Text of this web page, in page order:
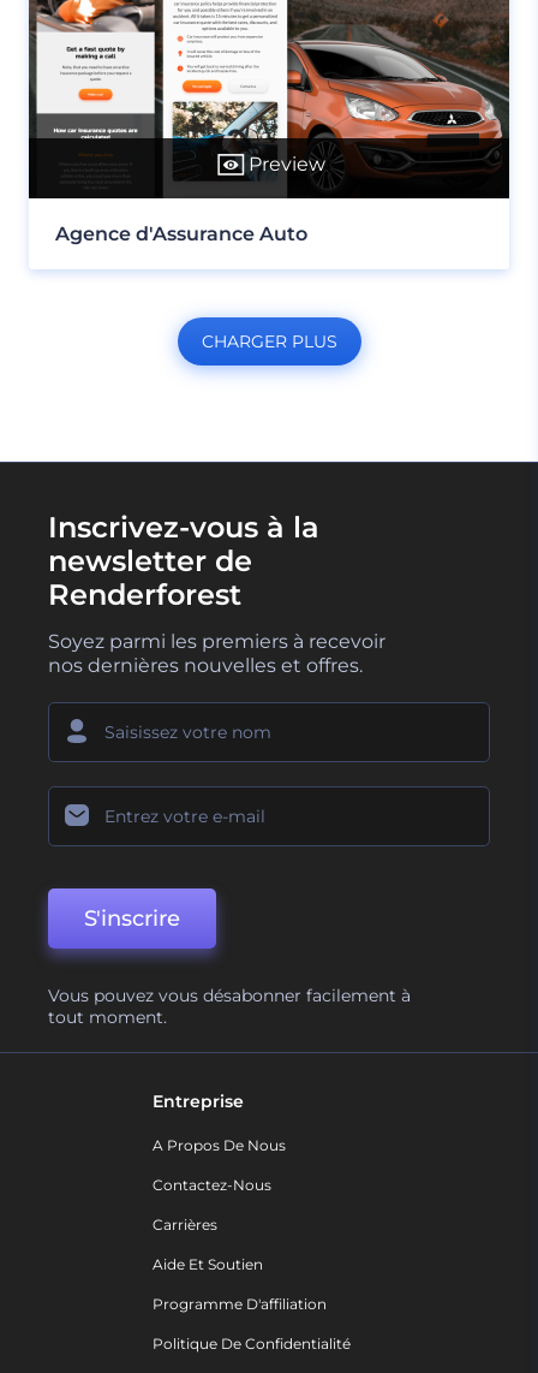
Preview
Agence d'Assurance Auto
CHARGER PLUS
Inscrivez-vous à la
newsletter de
Renderforest
Soyez parmi les premiers à recevoir
nos dernières nouvelles et offres.
S'inscrire
Vous pouvez vous désabonner facilement à
tout moment.
Entreprise
A Propos De Nous
Contactez-Nous
Carrières
Aide Et Soutien
Programme D'affiliation
Politique De Confidentialité